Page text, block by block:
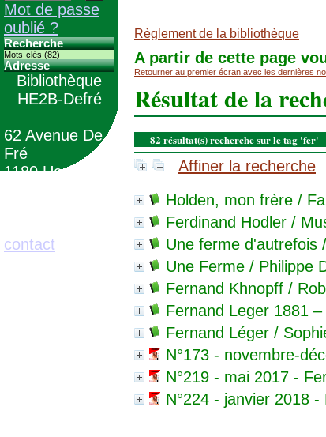
Règlement de la bibliothèque
A partir de cette page
Retourner au premier écran avec les dernières
Résultat de la
82 résultat(s) recherche sur le tag 'fer'
Affiner la recherche
Holden, mon frère /
Ferdinand Hodler /
Une ferme d'autrefois
Une Ferme / Philippe
Fernand Khnopff /
Fernand Leger 1881 –
Fernand Léger /
N°173 - novembre-
N°219 - mai 2017 -
N°224 - janvier 2018 -
Mot de passe
oublié ?
Recherche
Mots-clés (82)
Adresse
Bibliothèque
HE2B-Defré
62 Avenue De
Fré
1180 Uccle
contact